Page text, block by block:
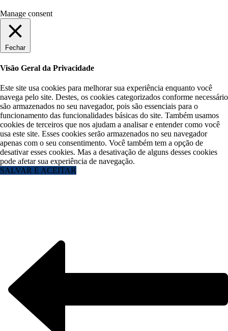
Manage consent
Fechar
Visão Geral da Privacidade
Este site usa cookies para melhorar sua experiência enquanto você
navega pelo site. Destes, os cookies categorizados conforme necessário
são armazenados no seu navegador, pois são essenciais para o
funcionamento das funcionalidades básicas do site. Também usamos
cookies de terceiros que nos ajudam a analisar e entender como você
usa este site. Esses cookies serão armazenados no seu navegador
apenas com o seu consentimento. Você também tem a opção de
desativar esses cookies. Mas a desativação de alguns desses cookies
pode afetar sua experiência de navegação.
SALVAR E ACEITAR